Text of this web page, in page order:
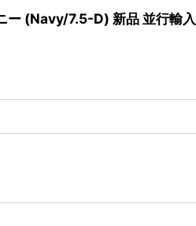
ー (Navy/7.5-D) 新品 並行輸入